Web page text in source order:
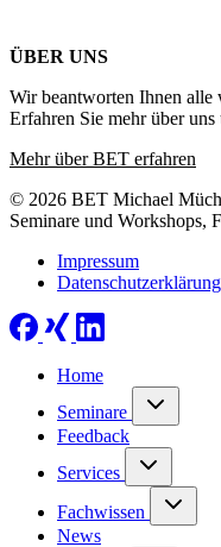
ÜBER UNS
Wir beantworten Ihnen
Erfahren Sie mehr über
Mehr über BET erfahren
© 2026 BET Michael
Seminare und Workshops,
Impressum
Datenschutzerklärung
Home
Seminare
Feedback
Services
Fachwissen
News